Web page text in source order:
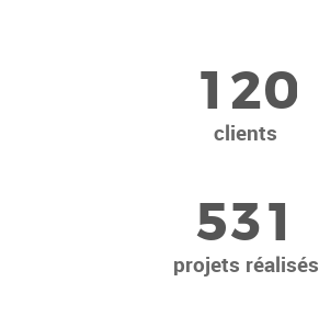
1 20
clients
531
projets réalisés